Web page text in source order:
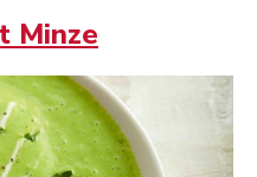
Minze